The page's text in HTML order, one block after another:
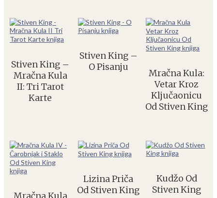
Stiven King –
Mračna Kula
II: Tri Tarot
Karte
Stiven King –
O Pisanju
Mračna Kula:
Vetar Kroz
Ključaonicu
Od Stiven King
Lizina Priča
Od Stiven King
Kudžo Od
Stiven King